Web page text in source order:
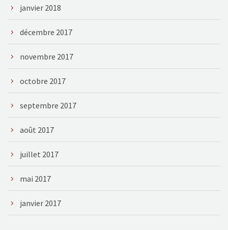
janvier 2018
décembre 2017
novembre 2017
octobre 2017
septembre 2017
août 2017
juillet 2017
mai 2017
janvier 2017